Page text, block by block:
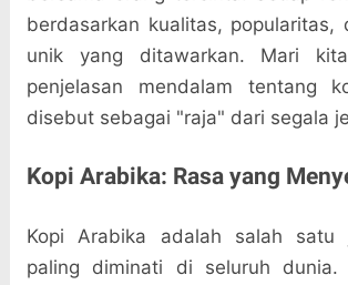
berdasarkan kualitas, popularitas,
unik yang ditawarkan. Mari
penjelasan mendalam tentang
disebut sebagai "raja" dari segala
Kopi Arabika: Rasa yang
Kopi Arabika adalah salah satu
paling diminati di seluruh dunia.